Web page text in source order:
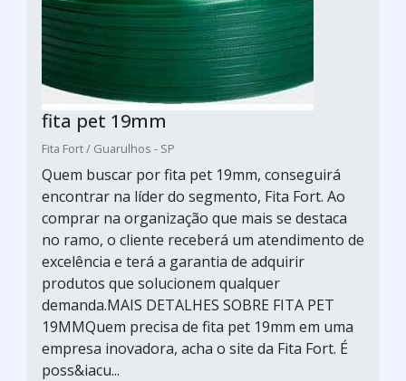
fita pet 19mm
Fita Fort / Guarulhos - SP
Quem buscar por fita pet 19mm, conseguirá
encontrar na líder do segmento, Fita Fort. Ao
comprar na organização que mais se destaca
no ramo, o cliente receberá um atendimento de
excelência e terá a garantia de adquirir
produtos que solucionem qualquer
demanda.MAIS DETALHES SOBRE FITA PET
19MMQuem precisa de fita pet 19mm em uma
empresa inovadora, acha o site da Fita Fort. É
poss&iacu...